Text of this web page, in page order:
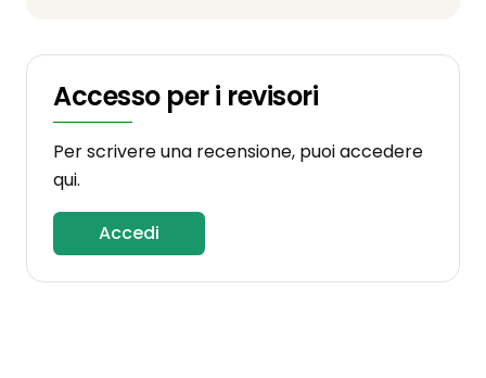
Accesso per i revisori
Per scrivere una recensione, puoi accedere
qui.
Accedi